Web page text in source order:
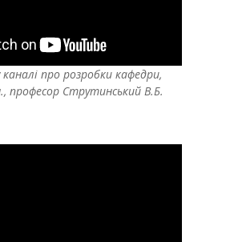
про розробки кафедри,
професор Струтинський В.Б.